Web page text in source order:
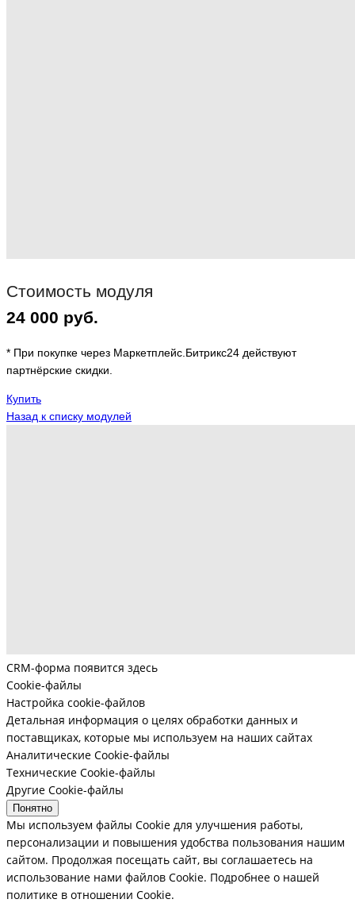
Стоимость модуля
24 000 руб.
* При покупке через Маркетплейс.Битрикс24 действуют
партнёрские скидки.
Купить
Назад к списку модулей
CRM-форма появится здесь
Cookie-файлы
Настройка cookie-файлов
Детальная информация о целях обработки данных и
поставщиках, которые мы используем на наших сайтах
Аналитические Cookie-файлы
Технические Cookie-файлы
Другие Cookie-файлы
Понятно
Мы используем файлы Cookie для улучшения работы,
персонализации и повышения удобства пользования нашим
сайтом. Продолжая посещать сайт, вы соглашаетесь на
использование нами файлов Cookie. Подробнее о нашей
политике в отношении Cookie.